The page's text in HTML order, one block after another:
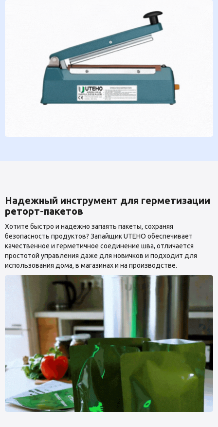
Надежный инструмент для герметизации
реторт-пакетов
Хотите быстро и надежно запаять пакеты, сохраняя
безопасность продуктов? Запайщик UTEHO обеспечивает
качественное и герметичное соединение шва, отличается
простотой управления даже для новичков и подходит для
использования дома, в магазинах и на производстве.